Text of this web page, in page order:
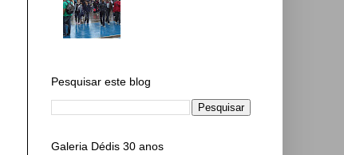
Pesquisar este blog
Galeria Dédis 30 anos